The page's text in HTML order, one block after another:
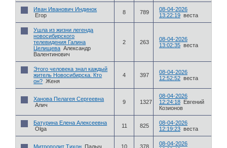
Иван Иванович Индинок
Егор
8 789
08-04-2026
13:22:19 веста
Ушла из жизни легенда
новосибирского
телевидения Галина
Целищева Александр
Валентинович
2 263
08-04-2026
13:02:35 веста
Этого человека знал каждый
житель Новосибирска. Кто
он? Женя
4 397
08-04-2026
12:52:52 веста
Ханова Пелагея Сергеевна
Алич
9 1327
08-04-2026
12:24:18 Евгений
Козионов
Батурина Елена Алексеевна
Olga
11 825
08-04-2026
12:19:23 веста
Митрополит Тихон Палыч 10 378
08-04-2026